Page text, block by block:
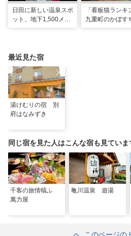
日田に新しい温泉スポ
ット、地下1,500メー
「看板猫ランキ
九重町のかぼす
最近見た宿
湯けむりの宿 別
府はなみずき
同じ宿を見た人はこんな宿も見ていま
千客の旅情犒ふ
萬力屋
亀川温泉 遊湯